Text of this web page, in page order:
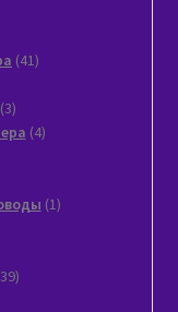
4141
33
товара
44
11
139